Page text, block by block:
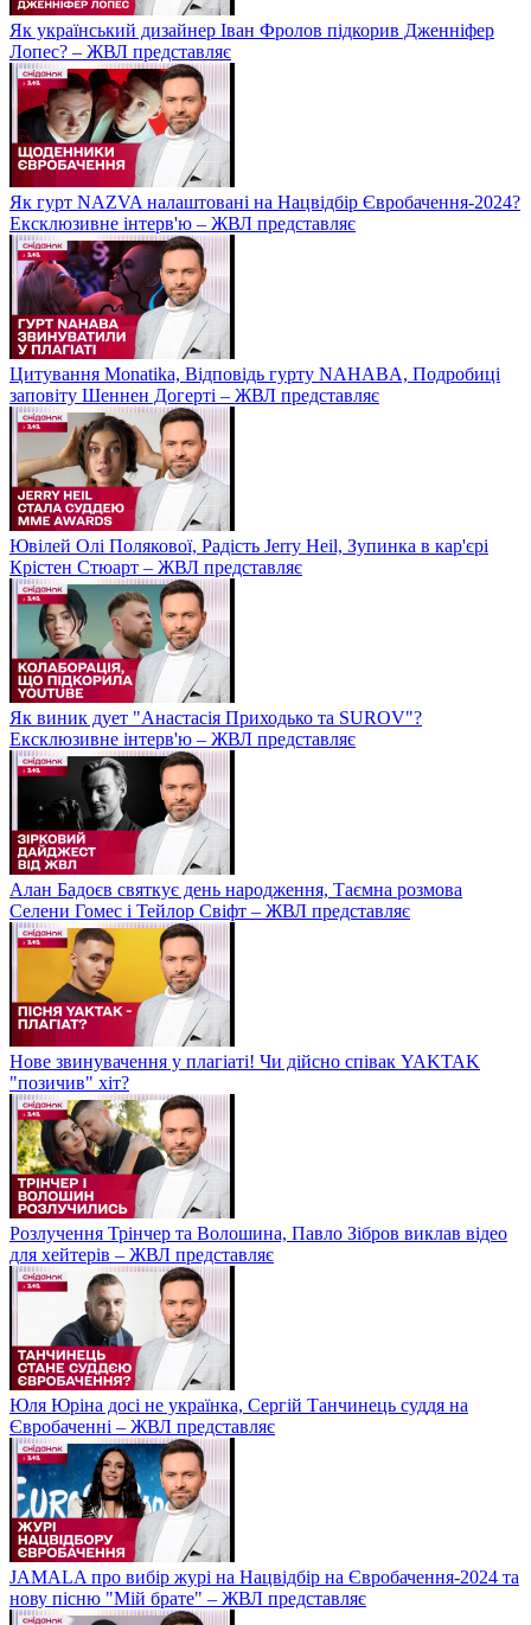
Як український дизайнер Іван Фролов підкорив Дженніфер
Лопес? – ЖВЛ представляє
Як гурт NAZVA налаштовані на Нацвідбір Євробачення-2024?
Ексклюзивне інтерв'ю – ЖВЛ представляє
Цитування Monatikа, Відповідь гурту NAHABA, Подробиці
заповіту Шеннен Догерті – ЖВЛ представляє
Ювілей Олі Полякової, Радість Jerry Heil, Зупинка в кар'єрі
Крістен Стюарт – ЖВЛ представляє
Як виник дует "Анастасія Приходько та SUROV"?
Ексклюзивне інтерв'ю – ЖВЛ представляє
Алан Бадоєв святкує день народження, Таємна розмова
Селени Гомес і Тейлор Свіфт – ЖВЛ представляє
Нове звинувачення у плагіаті! Чи дійсно співак YAKTAK
"позичив" хіт?
Розлучення Трінчер та Волошина, Павло Зібров виклав відео
для хейтерів – ЖВЛ представляє
Юля Юріна досі не українка, Сергій Танчинець суддя на
Євробаченні – ЖВЛ представляє
JAMALA про вибір журі на Нацвідбір на Євробачення-2024 та
нову пісню "Мій брате" – ЖВЛ представляє